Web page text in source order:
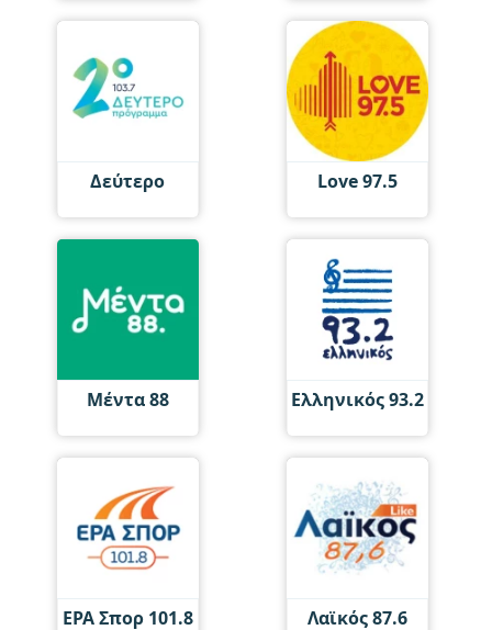
Δεύτερο Love 97.5
Μέντα 88 Ελληνικός 93.2
ΕΡΑ Σπορ 101.8 Λαϊκός 87.6